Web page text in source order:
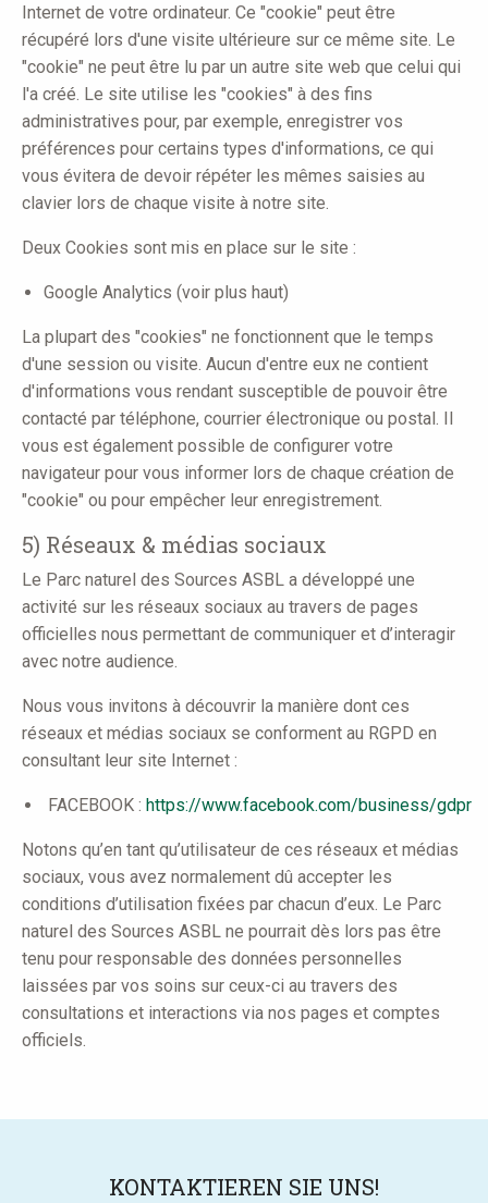
Internet de votre ordinateur. Ce "cookie" peut être
récupéré lors d'une visite ultérieure sur ce même site. Le
"cookie" ne peut être lu par un autre site web que celui qui
l'a créé. Le site utilise les "cookies" à des fins
administratives pour, par exemple, enregistrer vos
préférences pour certains types d'informations, ce qui
vous évitera de devoir répéter les mêmes saisies au
clavier lors de chaque visite à notre site.
Deux Cookies sont mis en place sur le site :
Google Analytics (voir plus haut)
La plupart des "cookies" ne fonctionnent que le temps
d'une session ou visite. Aucun d'entre eux ne contient
d'informations vous rendant susceptible de pouvoir être
contacté par téléphone, courrier électronique ou postal. Il
vous est également possible de configurer votre
navigateur pour vous informer lors de chaque création de
"cookie" ou pour empêcher leur enregistrement.
5) Réseaux & médias sociaux
Le Parc naturel des Sources ASBL a développé une
activité sur les réseaux sociaux au travers de pages
officielles nous permettant de communiquer et d’interagir
avec notre audience.
Nous vous invitons à découvrir la manière dont ces
réseaux et médias sociaux se conforment au RGPD en
consultant leur site Internet :
FACEBOOK : https://www.facebook.com/business/gdpr
Notons qu’en tant qu’utilisateur de ces réseaux et médias
sociaux, vous avez normalement dû accepter les
conditions d’utilisation fixées par chacun d’eux. Le Parc
naturel des Sources ASBL ne pourrait dès lors pas être
tenu pour responsable des données personnelles
laissées par vos soins sur ceux-ci au travers des
consultations et interactions via nos pages et comptes
officiels.
KONTAKTIEREN SIE UNS!